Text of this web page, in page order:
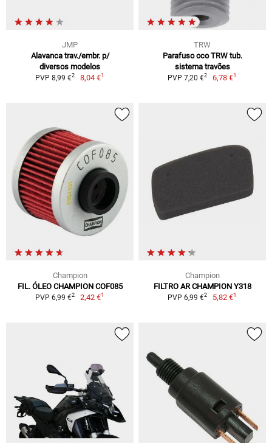
JMP
Alavanca trav./embr. p/
diversos modelos
PVP 8,99 €2 8,04 €1
TRW
Parafuso oco TRW tub.
sistema travões
PVP 7,20 €2 6,78 €1
Champion
FIL. ÓLEO CHAMPION COF085
PVP 6,99 €2 2,42 €1
Champion
FILTRO AR CHAMPION Y318
PVP 6,99 €2 5,82 €1